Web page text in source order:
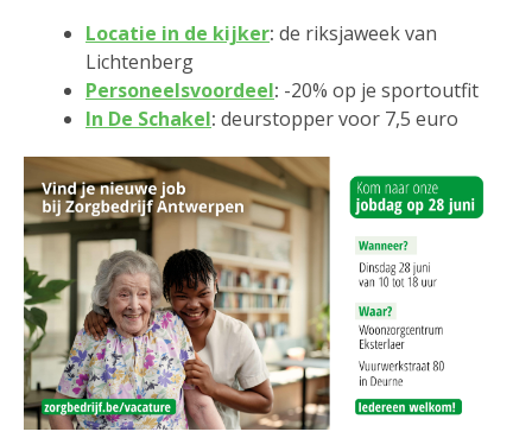
Locatie in de kijker: de riksjaweek van
Lichtenberg
Personeelsvoordeel: -20% op je sportoutfit
In De Schakel: deurstopper voor 7,5 euro